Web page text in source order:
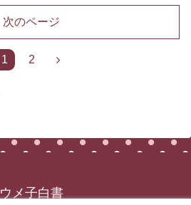
次のページ
1 2
次
ウメ子白書